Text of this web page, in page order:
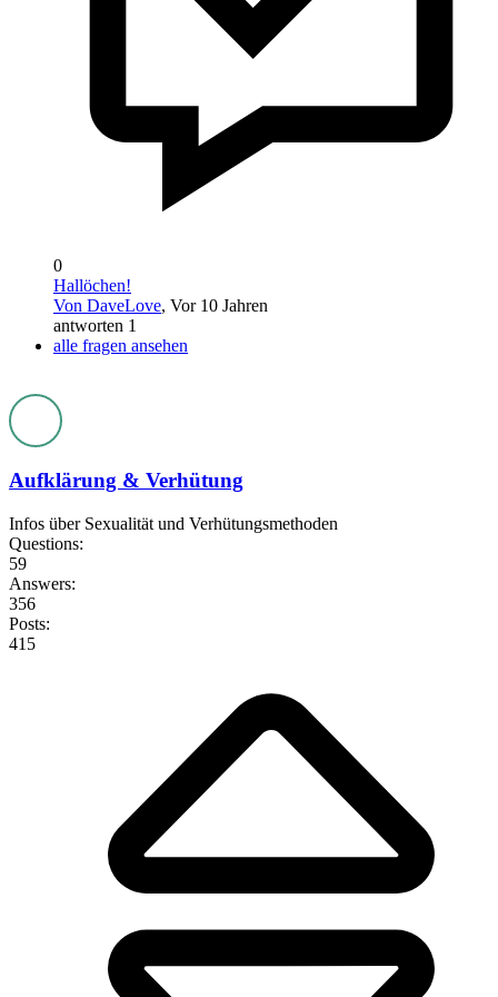
0
Hallöchen!
Von DaveLove, Vor 10 Jahren
antworten 1
alle fragen ansehen
Aufklärung & Verhütung
Infos über Sexualität und Verhütungsmethoden
Questions:
59
Answers:
356
Posts:
415